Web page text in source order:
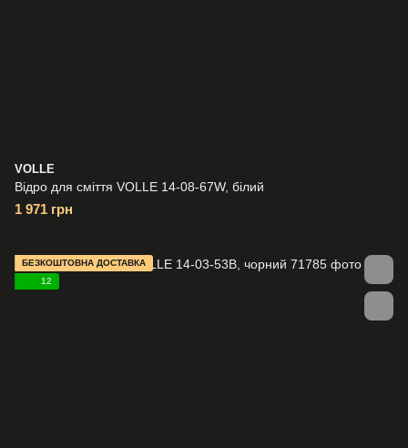
VOLLE
Відро для сміття VOLLE 14-08-67W, білий
1 971 грн
БЕЗКОШТОВНА ДОСТАВКА
12